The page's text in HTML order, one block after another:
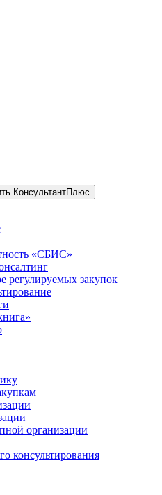
КонсультантПлюс
«СБИС»
регулируемых закупок
организации
консультирования